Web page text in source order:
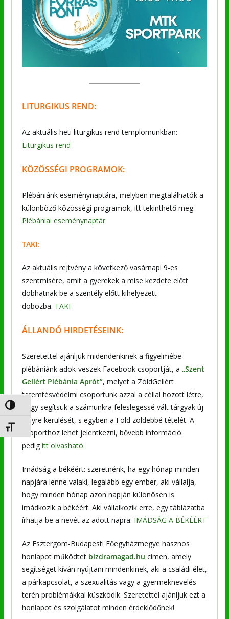
Nagy kontraszt váltása
Betűméret váltása
LITURGIKUS REND:
Az aktuális heti liturgikus rend templomunkban:
Liturgikus rend
KÖZÖSSÉGI PROGRAMOK:
Plébániánk eseménynaptára, melyben megtalálhatók a
különböző közösségi programok, itt tekinthető meg:
Plébániai eseménynaptár
TAKI:
Az aktuális rejtvény a következő vasárnapi 9-es
szentmisére, amit a gyerekek a mise kezdete előtt
dobhatnak be a szentély előtt kihelyezett
dobozba: TAKI
ÁLLANDÓ HIRDETÉSEINK:
Szeretettel ajánljuk midendenkinek a figyelmébe
plébániánk adok-veszek Facebook csoportját, a „Szent
Gellért Plébánia Aprót”, melyet a ZöldGellért
teremtésvédelmi csoportunk azzal a céllal hozott létre,
hogy segítsük a számunkra feleslegessé vált tárgyak új
helyre kerülését, s egyben a Föld zöldebbé tételét. A
csoporthoz lehet jelentkezni, bővebb információ
pedig itt olvasható.
Imádság a békéért: szeretnénk, ha egy hónap minden
napjára lenne valaki, legalább egy ember, aki vállalja,
hogy minden hónap azon napján különösen is
imádkozik a békéért. Aki vállalkozik erre, egy táblázatba
írhatja be a nevét az adott napra: IMÁDSÁG A BÉKÉÉRT
Az Esztergom-Budapesti Főegyházmegye hasznos
honlapot működtet bizdramagad.hu címen, amely
segítséget kíván nyújtani mindenkinek, aki a családi élet,
a párkapcsolat, a szexualitás vagy a gyermeknevelés
terén problémákkal küszködik. Szeretettel ajánljuk ezt a
honlapot és szolgálatot minden érdeklődőnek!